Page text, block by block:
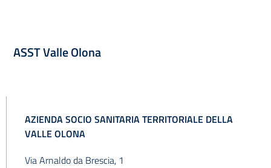
ASST Valle Olona
AZIENDA SOCIO SANITARIA TERRITORIALE DELLA
VALLE OLONA
Via Arnaldo da Brescia, 1